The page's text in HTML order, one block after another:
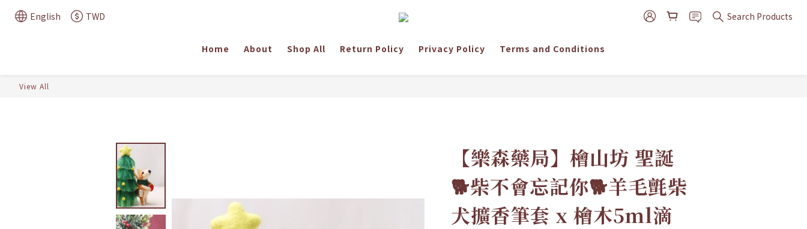
English TWD Search Products
Home About Shop All Return Policy Privacy Policy Terms and Conditions
View All
【樂森藥局】檜山坊 聖誕
🐕柴不會忘記你🐕羊毛氈柴
犬擴香筆套 x 檜木5ml滴